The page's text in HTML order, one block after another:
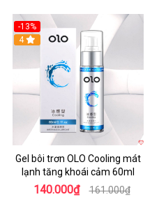
-13%
Hot
4
Gel bôi trơn OLO Cooling mát
lạnh tăng khoái cảm 60ml
140.000₫ 161.000₫